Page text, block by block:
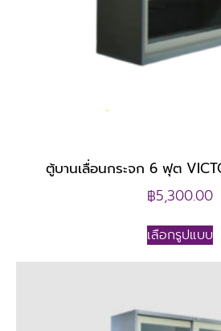
ตู้บานเลื่อนกระจก 6 ฟุต
฿5,300.00
เลือกรูปแบบ